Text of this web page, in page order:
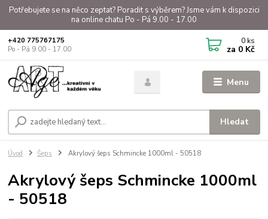
Potřebujete se na něco zeptat? Poradit s výběrem? Jsme vám k dispozici
na online chatu Po - Pá 9.00 - 17.00
Menu
Hledat
+420 775767175
Po - Pá 9.00 - 17.00
0 ks
za 0 Kč
Úvod Šeps Akrylový šeps Schmincke 1000ml - 50518
Akrylový šeps Schmincke 1000ml
- 50518